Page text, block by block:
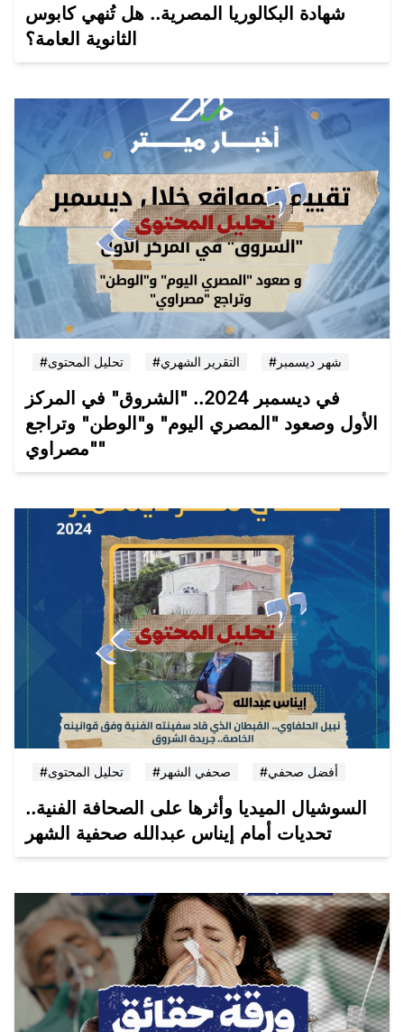
شهادة البكالوريا المصرية.. هل تُنهي كابوس
الثانوية العامة؟
#تحليل المحتوى #التقرير الشهري #شهر ديسمبر
في ديسمبر 2024.. "الشروق" في المركز
الأول وصعود "المصري اليوم" و"الوطن" وتراجع
"مصراوي"
#تحليل المحتوى #صحفي الشهر #أفضل صحفي
السوشيال الميديا وأثرها على الصحافة الفنية..
تحديات أمام إيناس عبدالله صحفية الشهر